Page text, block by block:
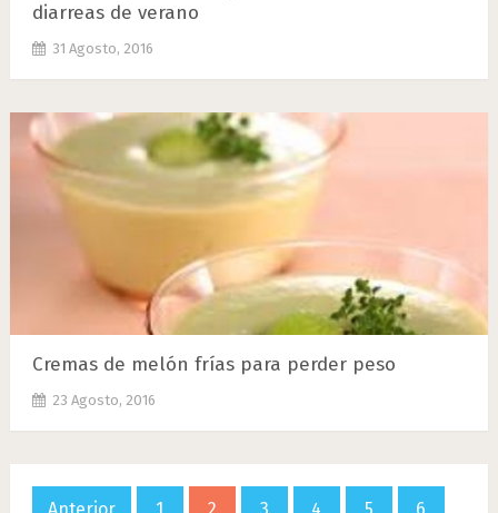
diarreas de verano
31 Agosto, 2016
Cremas de melón frías para perder peso
23 Agosto, 2016